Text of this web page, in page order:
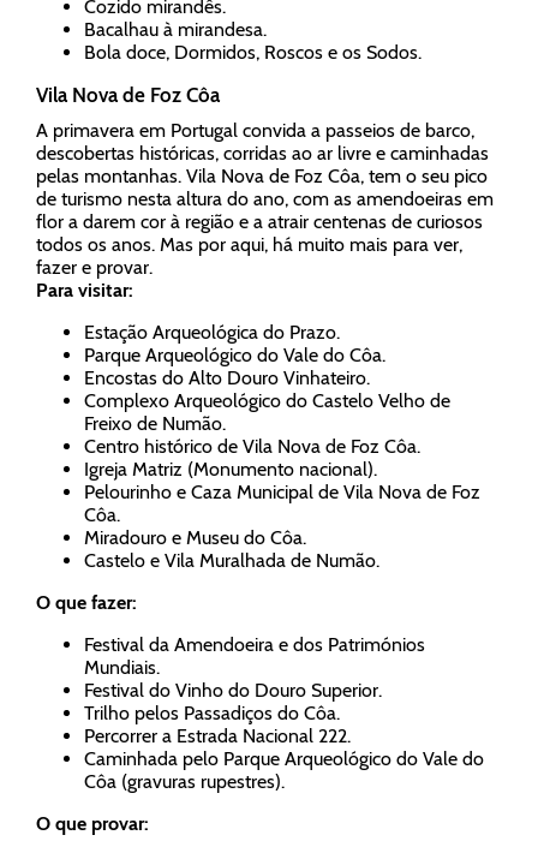
Cozido mirandês.
Bacalhau à mirandesa.
Bola doce, Dormidos, Roscos e os Sodos.
Vila Nova de Foz Côa
A primavera em Portugal convida a passeios de barco,
descobertas históricas, corridas ao ar livre e caminhadas
pelas montanhas. Vila Nova de Foz Côa, tem o seu pico
de turismo nesta altura do ano, com as amendoeiras em
flor a darem cor à região e a atrair centenas de curiosos
todos os anos. Mas por aqui, há muito mais para ver,
fazer e provar.
Para visitar:
Estação Arqueológica do Prazo.
Parque Arqueológico do Vale do Côa.
Encostas do Alto Douro Vinhateiro.
Complexo Arqueológico do Castelo Velho de
Freixo de Numão.
Centro histórico de Vila Nova de Foz Côa.
Igreja Matriz (Monumento nacional).
Pelourinho e Caza Municipal de Vila Nova de Foz
Côa.
Miradouro e Museu do Côa.
Castelo e Vila Muralhada de Numão.
O que fazer:
Festival da Amendoeira e dos Patrimónios
Mundiais.
Festival do Vinho do Douro Superior.
Trilho pelos Passadiços do Côa.
Percorrer a Estrada Nacional 222.
Caminhada pelo Parque Arqueológico do Vale do
Côa (gravuras rupestres).
O que provar: